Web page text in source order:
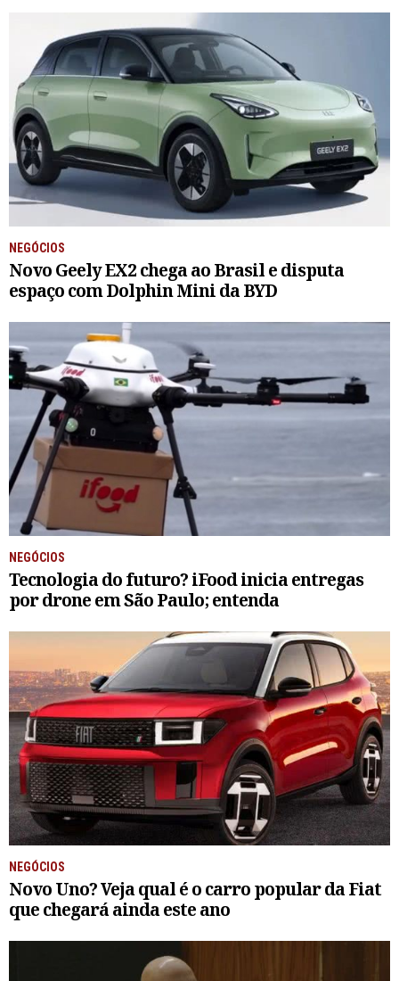
NEGÓCIOS
Novo Geely EX2 chega ao Brasil e disputa
espaço com Dolphin Mini da BYD
NEGÓCIOS
Tecnologia do futuro? iFood inicia entregas
por drone em São Paulo; entenda
NEGÓCIOS
Novo Uno? Veja qual é o carro popular da Fiat
que chegará ainda este ano